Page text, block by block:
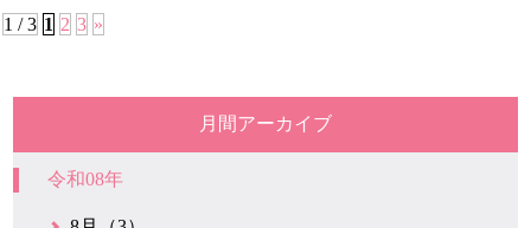
1 / 3 1 2 3 »
月間アーカイブ
令和08年